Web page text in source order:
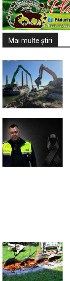
Mai multe ştiri